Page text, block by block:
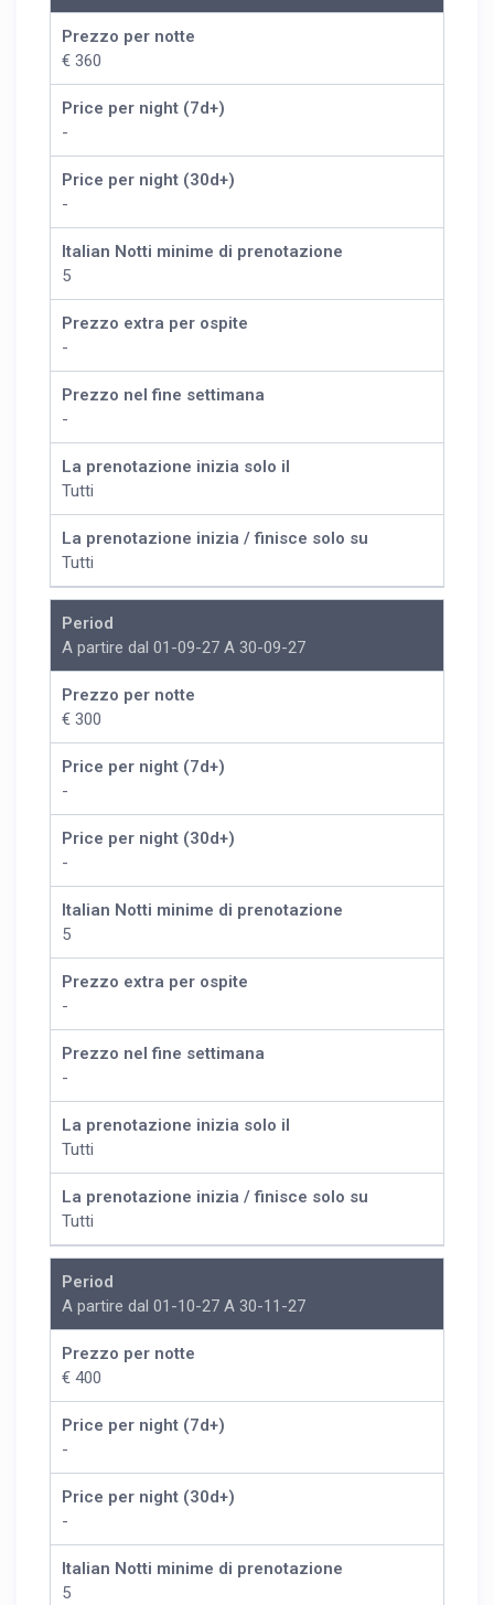
Prezzo per notte
€ 360
Price per night (7d+)
-
Price per night (30d+)
-
Italian Notti minime di prenotazione
5
Prezzo extra per ospite
-
Prezzo nel fine settimana
-
La prenotazione inizia solo il
Tutti
La prenotazione inizia / finisce solo su
Tutti
Period
A partire dal 01-09-27 A 30-09-27
Prezzo per notte
€ 300
Price per night (7d+)
-
Price per night (30d+)
-
Italian Notti minime di prenotazione
5
Prezzo extra per ospite
-
Prezzo nel fine settimana
-
La prenotazione inizia solo il
Tutti
La prenotazione inizia / finisce solo su
Tutti
Period
A partire dal 01-10-27 A 30-11-27
Prezzo per notte
€ 400
Price per night (7d+)
-
Price per night (30d+)
-
Italian Notti minime di prenotazione
5